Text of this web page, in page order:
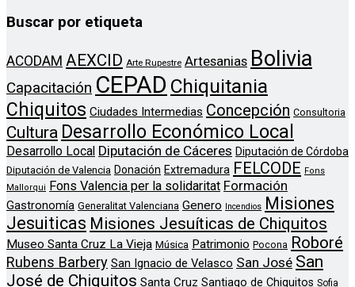
Buscar por etiqueta
ACODAM AEXCID Arte Rupestre Artesanias Bolivia
Capacitación CEPAD Chiquitania
Chiquitos Ciudades Intermedias Concepción Consultoria
Cultura Desarrollo Económico Local
Desarrollo Local Diputación de Cáceres Diputación de Córdoba
Diputación de Valencia Donación Extremadura FELCODE Fons
Mallorqui Fons Valencia per la solidaritat Formación
Gastronomía Generalitat Valenciana Genero Incendios Misiones
Jesuiticas Misiones Jesuíticas de Chiquitos
Museo Santa Cruz La Vieja Música Patrimonio Pocona Roboré
Rubens Barbery San Ignacio de Velasco San José San
José de Chiquitos Santa Cruz Santiago de Chiquitos Sofia